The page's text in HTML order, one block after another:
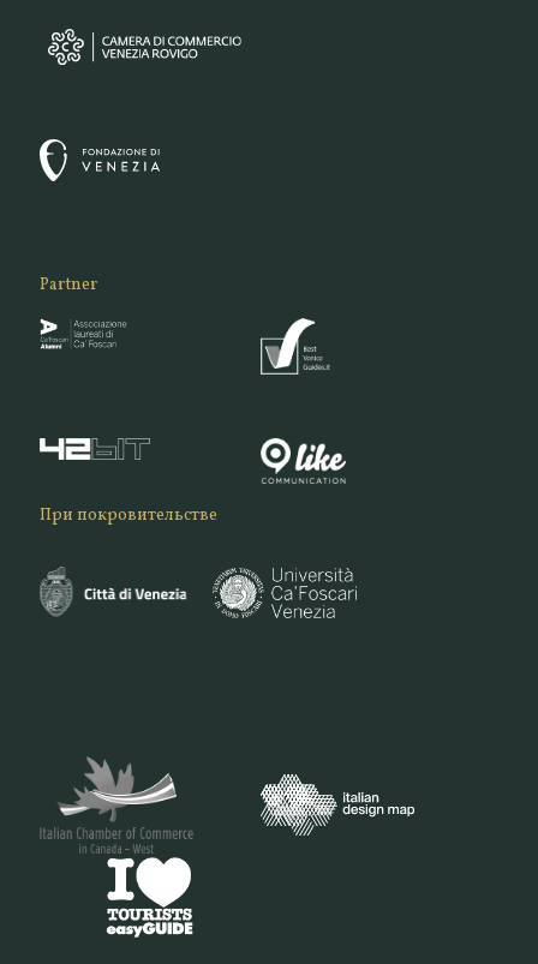
Partner
При покровительстве